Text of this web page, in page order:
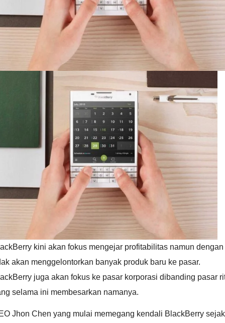
kini akan fokus mengejar profitabilitas namun dengan
akan menggelontorkan banyak produk baru ke pasar.
juga akan fokus ke pasar korporasi dibanding pasar
selama ini membesarkan namanya.
Jhon Chen yang mulai memegang kendali BlackBerry sejak